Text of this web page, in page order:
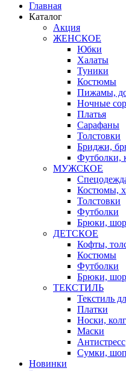
Главная
Каталог
Акция
ЖЕНСКОЕ
Юбки
Халаты
Туники
Костюмы
Пижамы,
Ночные
Платья
Сарафаны
Толстовки
Бриджи,
Футболки,
МУЖСКОЕ
Костюмы,
Толстовки
Футболки
Брюки,
ДЕТСКОЕ
Кофты,
Костюмы
Футболки
Брюки,
ТЕКСТИЛЬ
Текстиль
Платки
Носки,
Маски
Антистресс
Сумки,
Новинки